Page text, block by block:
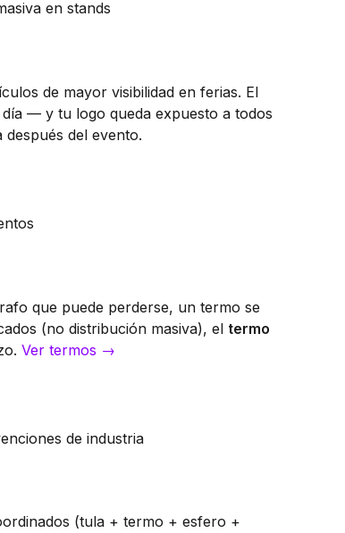
en stands
de mayor visibilidad en ferias. El
— y tu logo queda expuesto a todos
del evento.
que puede perderse, un termo se
(no distribución masiva), el termo
Ver termos →
de industria
(tula + termo + esfero +